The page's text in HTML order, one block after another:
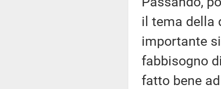
il tema della
importante
fabbisogno
fatto bene